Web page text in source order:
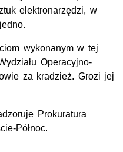
elektronarzędzi, w
wykonanym w tej
Operacyjno-
za kradzież. Grozi jej
Prokuratura
Północ.